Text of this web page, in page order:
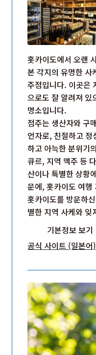
홋카이도에서 오랜
본 각지의 유명한 사
주점입니다. 이곳은
으로도 잘 알려져 있
명소입니다.
점주는 생산자와 구
언자로, 친절하고 정
하고 아늑한 분위기
큐르, 지역 맥주 등
산이나 특별한 상황
문에, 홋카이도 여행
홋카이도를 방문하
별한 지역 사케와 잊
기본정보 보기
공식 사이트 (일본어)